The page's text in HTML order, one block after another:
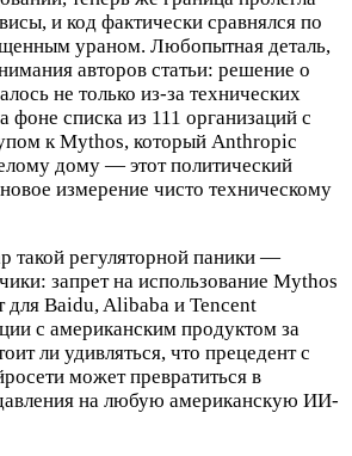
и код фактически сравнялся по
ураном. Любопытная деталь,
авторов статьи: решение о
не только из-за технических
фоне списка из 111 организаций с
к Mythos, который Anthropic
дому — этот политический
измерение чисто техническому
такой регуляторной паники —
запрет на использование Mythos
для Baidu, Alibaba и Tencent
с американским продуктом за
ли удивляться, что прецедент с
может превратиться в
на любую американскую ИИ-